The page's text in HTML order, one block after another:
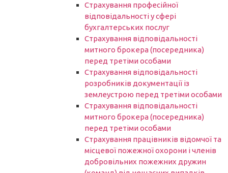
Страхування професійної
відповідальності у сфері
бухгалтерських послуг
Страхування відповідальності
митного брокера (посередника)
перед третіми особами
Страхування відповідальності
розробників документації із
землеустрою перед третіми особами
Страхування відповідальності
митного брокера (посередника)
перед третіми особами
Страхування працівників відомчої та
місцевої пожежної охорони і членів
добровільних пожежних дружин